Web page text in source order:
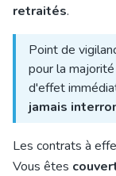
retraités.
Point de
pour la
d'effet
jamais
Les contrats à
Vous êtes